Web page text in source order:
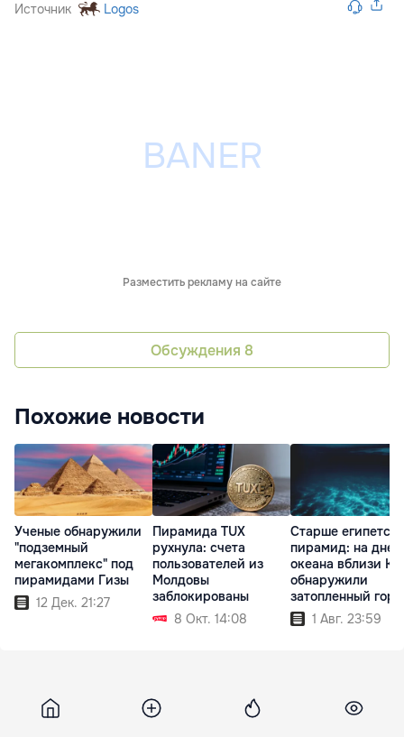
Источник Logos
Разместить рекламу на сайте
Обсуждения 8
Похожие новости
Ученые обнаружили
"подземный
мегакомплекс" под
пирамидами Гизы
12 Дек. 21:27
Пирамида TUX
рухнула: счета
пользователей из
Молдовы
заблокированы
8 Окт. 14:08
Старше
пирамид: на дне
океана вблизи
обнаружили
затопленный
1 Авг. 23:59
Ipn 29 мая 2026, 07:27